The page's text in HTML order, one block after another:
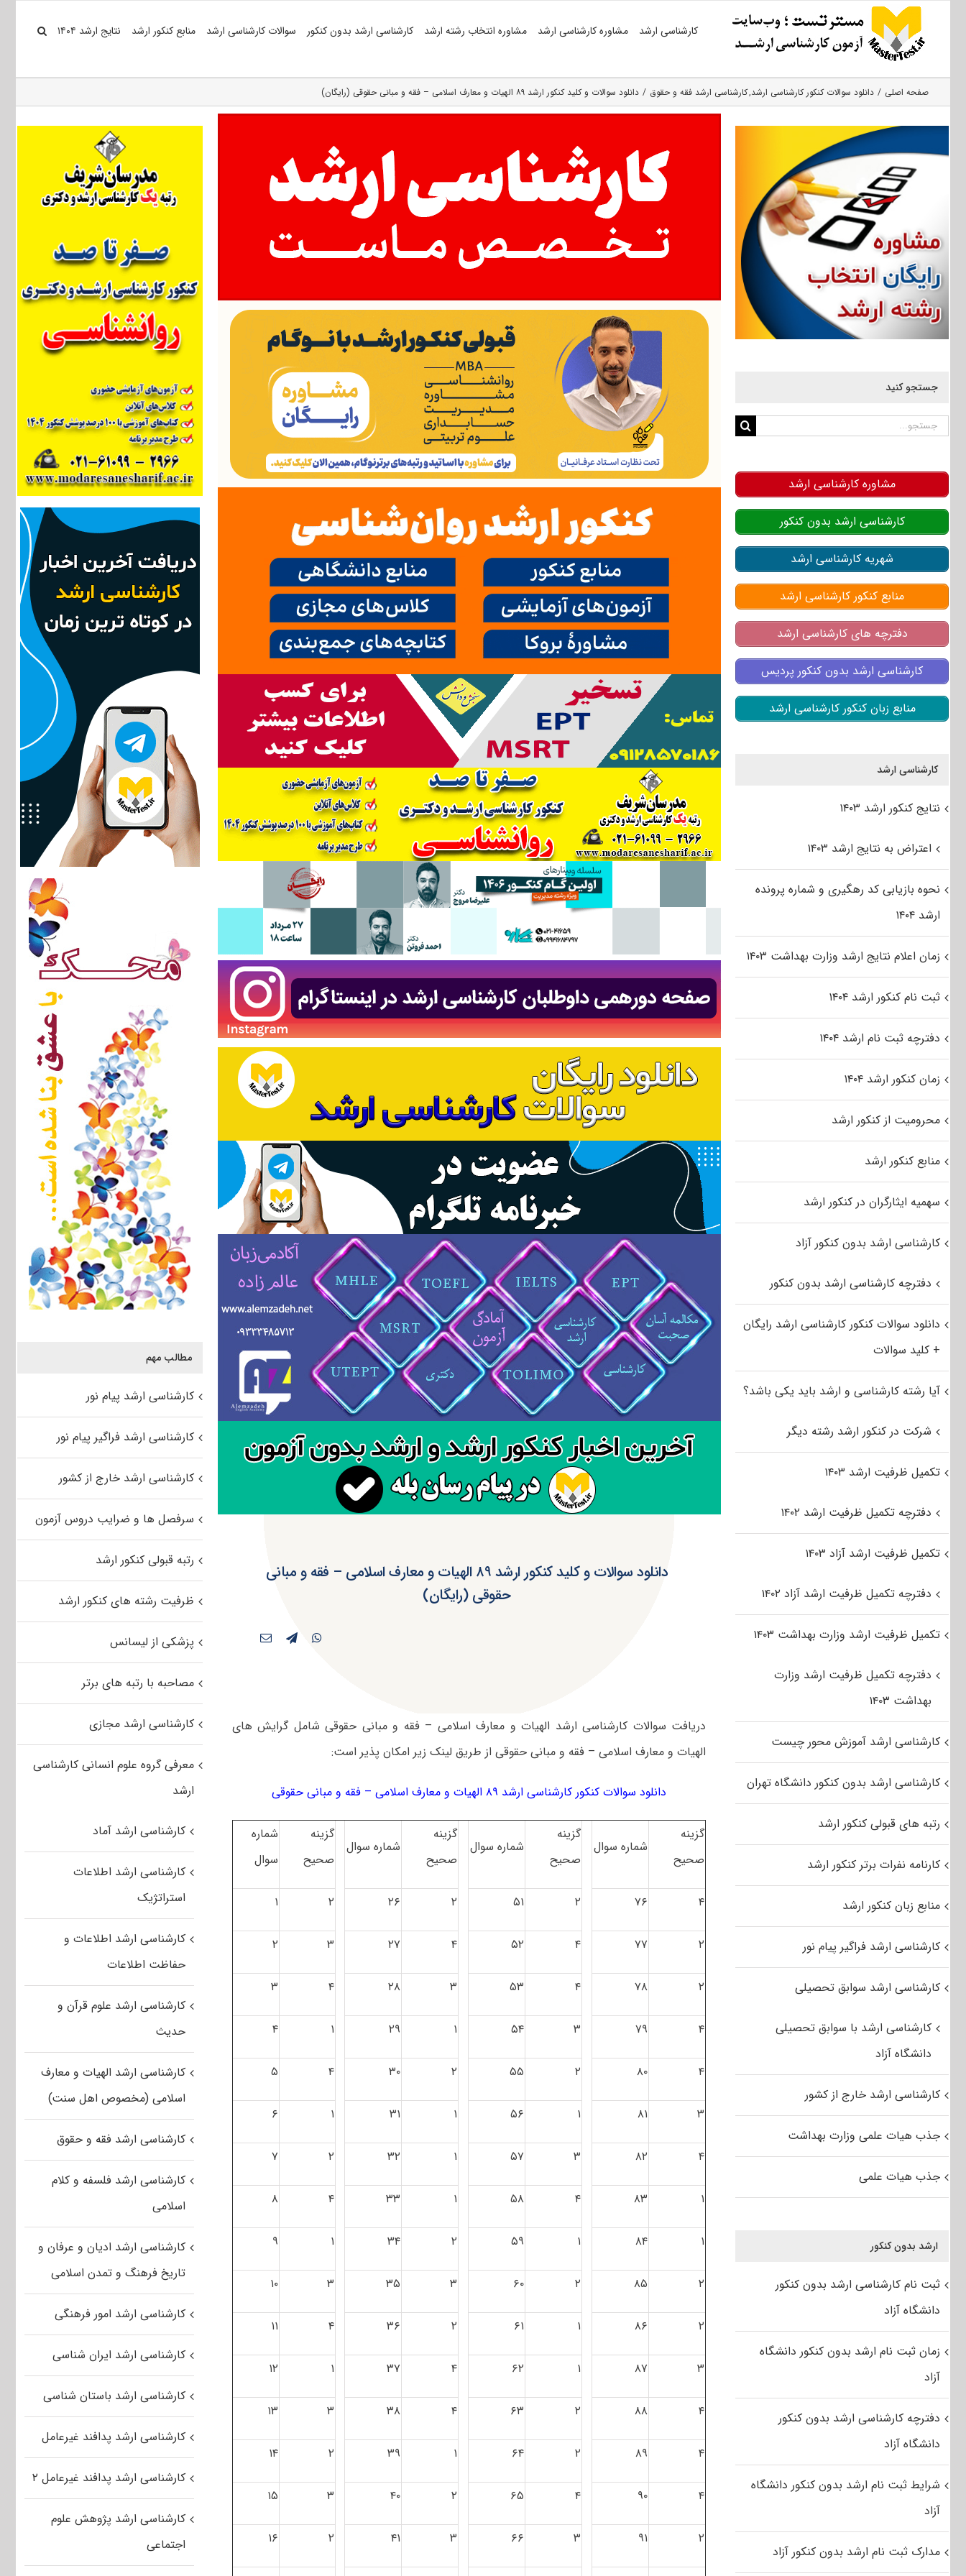
کارشناسی ارشد مشاوره کارشناسی ارشد مشاوره انتخاب رشته ارشد کارشناسی ارشد بدون کنکور سوالات کارشناسی ارشد منابع کنکور ارشد نتایج ارشد ۱۴۰۴
صفحه اصلی دانلود سوالات کنکور کارشناسی ارشد کارشناسی ارشد فقه و حقوق دانلود سوالات و کلید کنکور ارشد ۸۹ الهیات و معارف اسلامی – فقه و مبانی حقوقی (رایگان)
دانلود سوالات و کلید کنکور ارشد ۸۹ الهیات و معارف اسلامی – فقه و مبانی
حقوقی (رایگان)
دریافت سوالات کارشناسی ارشد الهیات و معارف اسلامی – فقه و مبانی حقوقی شامل گرایش های
الهیات و معارف اسلامی – فقه و مبانی حقوقی از طریق لینک زیر امکان پذیر است:
دانلود سوالات کنکور کارشناسی ارشد ۸۹ الهیات و معارف اسلامی – فقه و مبانی حقوقی
گزینه
صحیح
شماره سوال
گزینه
صحیح
شماره سوال
گزینه
صحیح
شماره سوال
گزینه
صحیح
شماره
سوال
۴ ۷۶ ۲ ۵۱ ۲ ۲۶ ۲ ۱
۲ ۷۷ ۴ ۵۲ ۴ ۲۷ ۳ ۲
۲ ۷۸ ۴ ۵۳ ۳ ۲۸ ۴ ۳
۴ ۷۹ ۳ ۵۴ ۱ ۲۹ ۱ ۴
۴ ۸۰ ۲ ۵۵ ۲ ۳۰ ۴ ۵
۳ ۸۱ ۱ ۵۶ ۱ ۳۱ ۱ ۶
۴ ۸۲ ۳ ۵۷ ۱ ۳۲ ۲ ۷
۱ ۸۳ ۴ ۵۸ ۱ ۳۳ ۴ ۸
۱ ۸۴ ۱ ۵۹ ۲ ۳۴ ۱ ۹
۲ ۸۵ ۲ ۶۰ ۳ ۳۵ ۳ ۱۰
۲ ۸۶ ۱ ۶۱ ۲ ۳۶ ۴ ۱۱
۳ ۸۷ ۱ ۶۲ ۴ ۳۷ ۱ ۱۲
۴ ۸۸ ۲ ۶۳ ۴ ۳۸ ۳ ۱۳
۴ ۸۹ ۲ ۶۴ ۱ ۳۹ ۲ ۱۴
۴ ۹۰ ۴ ۶۵ ۲ ۴۰ ۳ ۱۵
۲ ۹۱ ۳ ۶۶ ۳ ۴۱ ۲ ۱۶
مطالب مهم
کارشناسی ارشد پیام نور
کارشناسی ارشد فراگیر پیام نور
کارشناسی ارشد خارج از کشور
سرفصل ها و ضرایب دروس آزمون
رتبه قبولی کنکور ارشد
ظرفیت رشته های کنکور ارشد
پزشکی از لیسانس
مصاحبه با رتبه های برتر
کارشناسی ارشد مجازی
معرفی گروه علوم انسانی کارشناسی
ارشد
کارشناسی ارشد آماد
کارشناسی ارشد اطلاعات
استراتژیک
کارشناسی ارشد اطلاعات و
حفاظت اطلاعات
کارشناسی ارشد علوم قرآن و
حدیث
کارشناسی ارشد الهیات و معارف
اسلامی (مخصوص اهل سنت)
کارشناسی ارشد فقه و حقوق
کارشناسی ارشد فلسفه و کلام
اسلامی
کارشناسی ارشد ادیان و عرفان و
تاریخ فرهنگ و تمدن اسلامی
کارشناسی ارشد امور فرهنگی
کارشناسی ارشد ایران شناسی
کارشناسی ارشد باستان شناسی
کارشناسی ارشد پدافند غیرعامل
کارشناسی ارشد پدافند غیرعامل ۲
کارشناسی ارشد پژوهش علوم
اجتماعی
جستجو کنید
جستجو
مشاوره کارشناسی ارشد
کارشناسی ارشد بدون کنکور
شهریه کارشناسی ارشد
منابع کنکور کارشناسی ارشد
دفترچه های کارشناسی ارشد
کارشناسی ارشد بدون کنکور پردیس
منابع زبان کنکور کارشناسی ارشد
کارشناسی ارشد
نتایج کنکور ارشد ۱۴۰۳
اعتراض به نتایج ارشد ۱۴۰۳
نحوه بازیابی کد رهگیری و شماره پرونده
ارشد ۱۴۰۴
زمان اعلام نتایج ارشد وزارت بهداشت ۱۴۰۳
ثبت نام کنکور ارشد ۱۴۰۴
دفترچه ثبت نام ارشد ۱۴۰۴
زمان کنکور ارشد ۱۴۰۴
محرومیت از کنکور ارشد
منابع کنکور ارشد
سهمیه ایثارگران در کنکور ارشد
کارشناسی ارشد بدون کنکور آزاد
دفترچه کارشناسی ارشد بدون کنکور
دانلود سوالات کنکور کارشناسی ارشد رایگان
+ کلید سوالات
آیا رشته کارشناسی و ارشد باید یکی باشد؟
شرکت در کنکور ارشد رشته دیگر
تکمیل ظرفیت ارشد ۱۴۰۳
دفترچه تکمیل ظرفیت ارشد ۱۴۰۲
تکمیل ظرفیت ارشد آزاد ۱۴۰۳
دفترچه تکمیل ظرفیت ارشد آزاد ۱۴۰۲
تکمیل ظرفیت ارشد وزارت بهداشت ۱۴۰۳
دفترچه تکمیل ظرفیت ارشد وزارت
بهداشت ۱۴۰۳
کارشناسی ارشد آموزش محور چیست
کارشناسی ارشد بدون کنکور دانشگاه تهران
رتبه های قبولی کنکور ارشد
کارنامه نفرات برتر کنکور ارشد
منابع زبان کنکور ارشد
کارشناسی ارشد فراگیر پیام نور
کارشناسی ارشد سوابق تحصیلی
کارشناسی ارشد با سوابق تحصیلی
دانشگاه آزاد
کارشناسی ارشد خارج از کشور
جذب هیات علمی وزارت بهداشت
جذب هیات علمی
ارشد بدون کنکور
ثبت نام کارشناسی ارشد بدون کنکور
دانشگاه آزاد
زمان ثبت نام ارشد بدون کنکور دانشگاه
آزاد
دفترچه کارشناسی ارشد بدون کنکور
دانشگاه آزاد
شرایط ثبت نام ارشد بدون کنکور دانشگاه
آزاد
مدارک ثبت نام ارشد بدون کنکور آزاد